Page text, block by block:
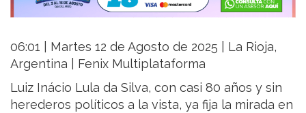
06:01 | Martes 12 de Agosto de 2025 | La Rioja,
Argentina | Fenix Multiplataforma
Luiz Inácio Lula da Silva, con casi 80 años y sin
herederos políticos a la vista, ya fija la mirada en